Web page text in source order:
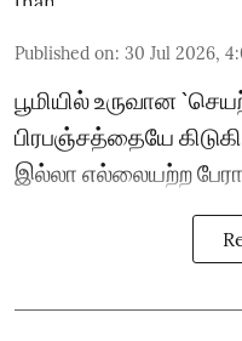
Published on: 30 Jul 2026,
பூமியில் உருவான
பிரபஞ்சத்தையே
இல்லா எல்லையற்ற